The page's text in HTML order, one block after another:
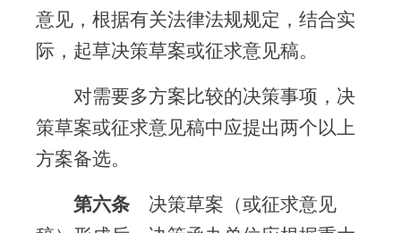
意见，根据有关法律法规规定，结合实
际，起草决策草案或征求意见稿。
对需要多方案比较的决策事项，决
策草案或征求意见稿中应提出两个以上
方案备选。
第六条 决策草案（或征求意见